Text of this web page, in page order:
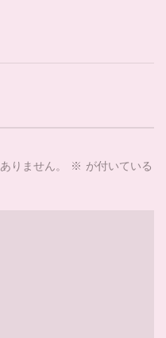
りません。 ※ が付いている